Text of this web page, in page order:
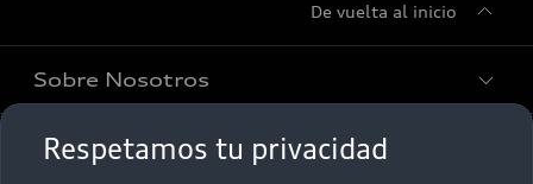
Respetamos tu privacidad
De vuelta al inicio
Sobre Nosotros
Conócenos
Promociones